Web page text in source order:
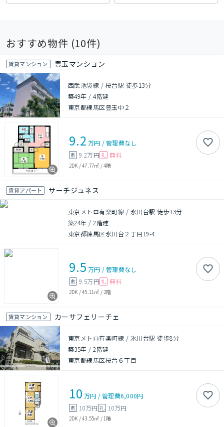
おすすめ物件 (10件)
賃貸マンション 豊玉マンション
西武池袋線 / 桜台駅 徒歩13分
築49年 /4階建
東京都練馬区豊玉中２
9.2 万円 /管理費なし
敷 9.2万円 礼 無料
2DK /47.77㎡ /4階
賃貸アパート サーチジュネス
東京メトロ有楽町線 / 氷川台駅 徒歩13分
築24年 /2階建
東京都練馬区氷川台２丁目19-4
9.5 万円 /管理費なし
敷 9.5万円 礼 無料
2DK /45.11㎡ / 2階
賃貸マンション カーサフェリーチェ
東京メトロ有楽町線 / 氷川台駅 徒歩8分
築35年 /2階建
東京都練馬区桜台６丁目
10 万円 /管理費6,000円
敷 10万円 礼 10万円
2DK /43.55㎡ / 1階